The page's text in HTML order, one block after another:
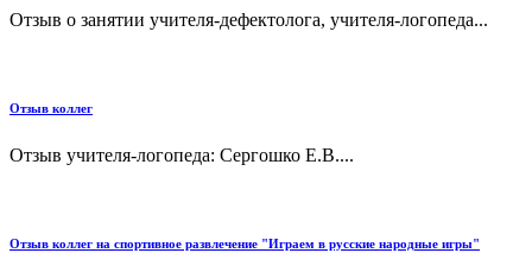
Отзыв о занятии учителя-дефектолога, учителя-логопеда...
Отзыв коллег
Отзыв учителя-логопеда: Сергошко Е.В....
Отзыв коллег на спортивное развлечение "Играем в русские народные игры"